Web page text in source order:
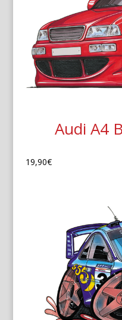
Audi A4
19,90€